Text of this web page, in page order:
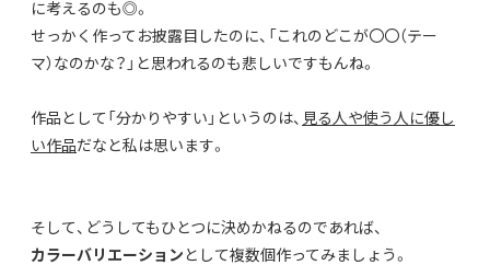
に考えるのも◎。
せっかく作ってお披露目したのに、「これのどこが〇〇（テー
マ）なのかな？」と思われるのも悲しいですもんね。
作品として「分かりやすい」というのは、 見る人や使う人に優し
い作品だなと私は思います。
そして、どうしてもひとつに決めかねるのであれば、
カラーバリエーションとして複数個作ってみましょう。